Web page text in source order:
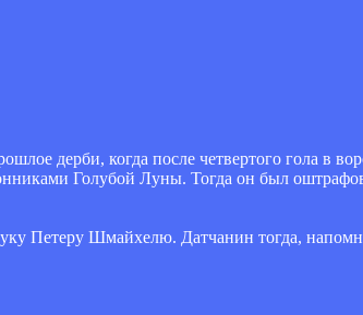
дерби, когда после четвертого гола в
Голубой Луны. Тогда он был
Петеру Шмайхелю. Датчанин тогда,